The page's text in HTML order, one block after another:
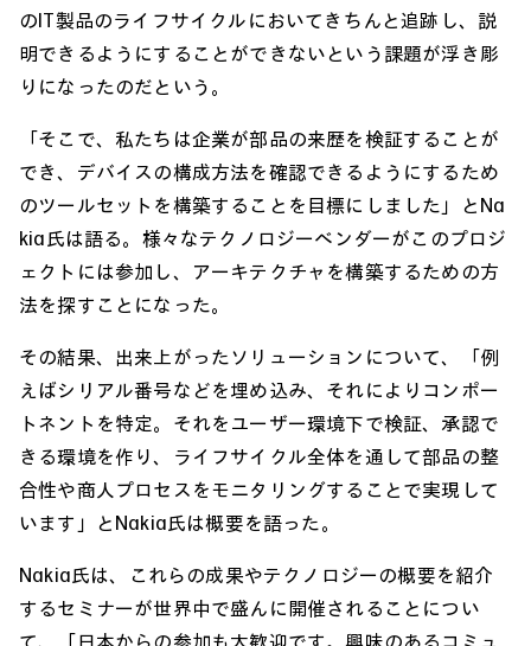
のIT製品のライフサイクルにおいてきちんと追跡し、説
明できるようにすることができないという課題が浮き彫
りになったのだという。
「そこで、私たちは企業が部品の来歴を検証することが
でき、デバイスの構成方法を確認できるようにするため
のツールセットを構築することを目標にしました」とNa
kia氏は語る。様々なテクノロジーベンダーがこのプロジ
ェクトには参加し、アーキテクチャを構築するための方
法を探すことになった。
その結果、出来上がったソリューションについて、「例
えばシリアル番号などを埋め込み、それによりコンポー
トネントを特定。それをユーザー環境下で検証、承認で
きる環境を作り、ライフサイクル全体を通して部品の整
合性や商人プロセスをモニタリングすることで実現して
います」とNakia氏は概要を語った。
Nakia氏は、これらの成果やテクノロジーの概要を紹介
するセミナーが世界中で盛んに開催されることについ
て、「日本からの参加も大歓迎です。興味のあるコミュ